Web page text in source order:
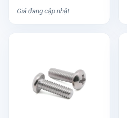
Giá đang cập nhật